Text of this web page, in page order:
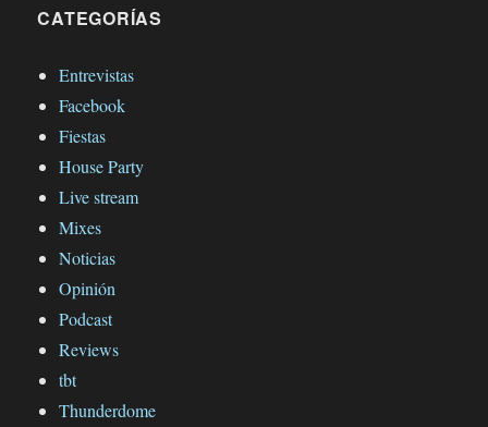
CATEGORÍAS
Entrevistas
Facebook
Fiestas
House Party
Live stream
Mixes
Noticias
Opinión
Podcast
Reviews
tbt
Thunderdome